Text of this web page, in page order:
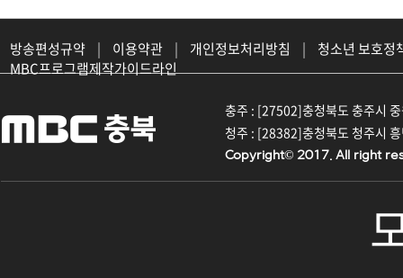
방송편성규약 | 이용약관 | 개인정보처리방침 |
청소년 보호정
MBC프로그램제작가이드라인
충주 : [27502]충청북도 충주시
청주 : [28382]충청북도 청주시
Copyright© 2017. All right